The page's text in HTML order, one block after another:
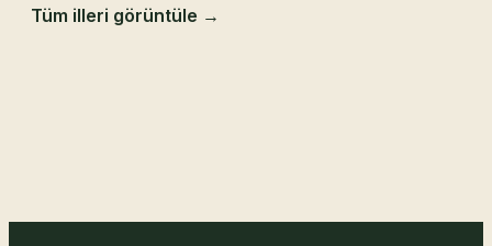
Tüm illeri görüntüle →